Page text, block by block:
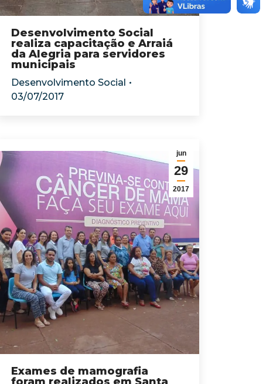
Desenvolvimento Social
realiza capacitação e Arraiá
da Alegria para servidores
municipais
Desenvolvimento Social
03/07/2017
jun
29
2017
Exames de mamografia